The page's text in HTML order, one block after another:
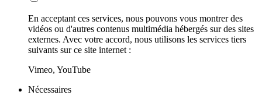
En acceptant ces services, nous pouvons vous montrer des
vidéos ou d'autres contenus multimédia hébergés sur des sites
externes. Avec votre accord, nous utilisons les services tiers
suivants sur ce site internet :
Vimeo, YouTube
Nécessaires